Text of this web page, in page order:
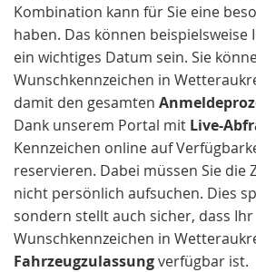
Kombination kann für Sie eine
haben. Das können
ein wichtiges Datum sein. Sie
Wunschkennzeichen in
damit den gesamten
Dank unserem Portal mit Live-
Kennzeichen online auf
reservieren. Dabei müssen Sie die
nicht persönlich aufsuchen. Dies
sondern stellt auch sicher, dass Ihr
Wunschkennzeichen in
Fahrzeugzulassungverfügbar ist.